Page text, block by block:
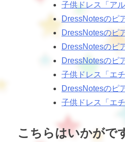
子供ドレス「ア
DressNotesのピ
DressNotesのピ
DressNotesのピ
DressNotesのピ
子供ドレス「エ
DressNotesのピ
子供ドレス「エ
こちらはいかがで